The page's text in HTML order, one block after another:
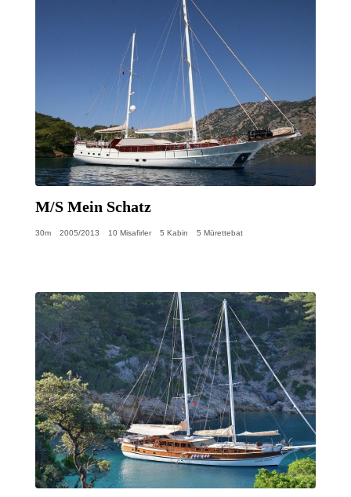
M/S Mein Schatz
30m 2005/2013 10 Misafirler 5 Kabin 5 Mürettebat